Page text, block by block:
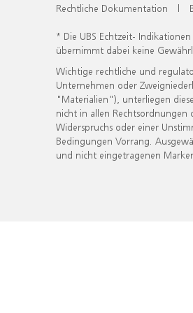
Rechtliche Dokumentation |
* Die UBS Echtzeit-
übernimmt dabei keine
Wichtige rechtliche und
Unternehmen oder
"Materialien"), unterliegen
nicht in allen
Widerspruchs oder einer
Bedingungen Vorrang.
und nicht eingetragenen